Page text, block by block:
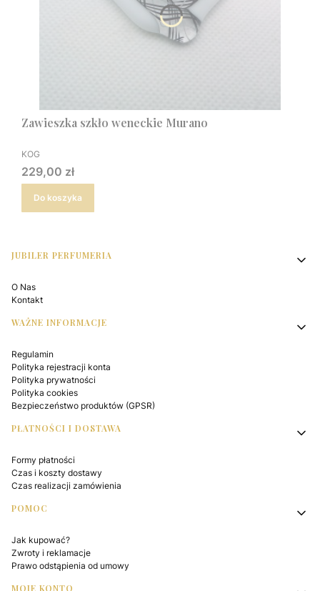
Zawieszka szkło weneckie Murano
PRODUCENT
KOG
Cena
229,00 zł
Do koszyka
Linki w stopce
JUBILER PERFUMERIA
O Nas
Kontakt
WAŻNE INFORMACJE
Regulamin
Polityka rejestracji konta
Polityka prywatności
Polityka cookies
Bezpieczeństwo produktów (GPSR)
PŁATNOŚCI I DOSTAWA
Formy płatności
Czas i koszty dostawy
Czas realizacji zamówienia
POMOC
Jak kupować?
Zwroty i reklamacje
Prawo odstąpienia od umowy
MOJE KONTO